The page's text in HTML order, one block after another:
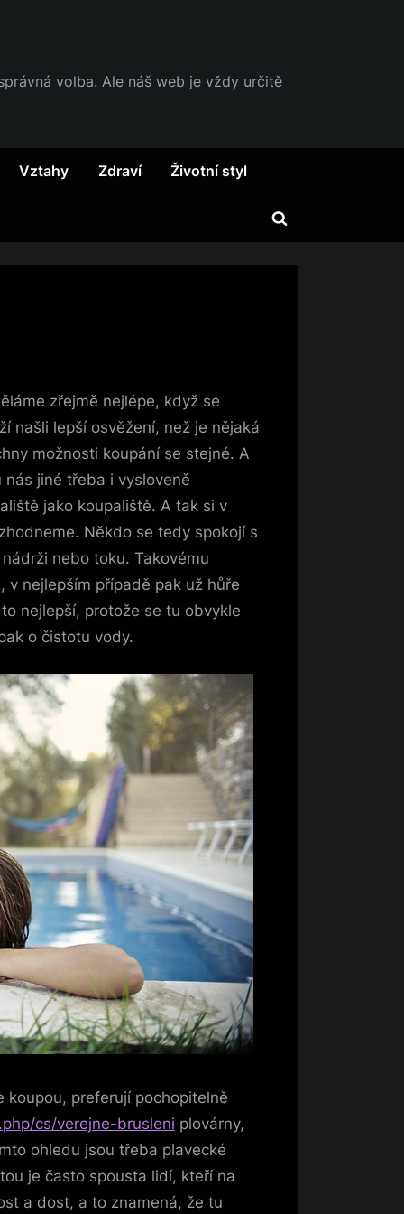
volba. Ale náš web je vždy určitě
Vztahy Zdraví Životní styl
Toggle
zřejmě nejlépe, když se
našli lepší osvěžení, než je nějaká
možnosti koupání se stejné. A
jiné třeba i vysloveně
jako koupaliště. A tak si v
Někdo se tedy spokojí s
nebo toku. Takovému
nejlepším případě pak už hůře
nejlepší, protože se tu obvykle
o čistotu vody.
koupou, preferují pochopitelně
cs/verejne-brusleni plovárny,
ohledu jsou třeba plavecké
je často spousta lidí, kteří na
a dost, a to znamená, že tu